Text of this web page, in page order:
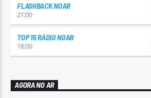
FLASHBACK NOAR
21:00
TOP 15 RÁDIO NOAR
18:00
AGORA NO AR